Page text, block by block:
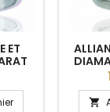
ET
MM
